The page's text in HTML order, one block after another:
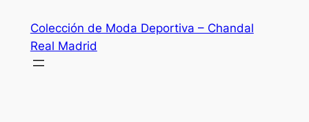
contenido
Colección de Moda Deportiva – Chandal
Real Madrid